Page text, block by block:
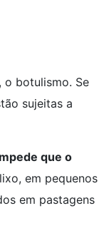
o botulismo. Se
sujeitas a
que o
em pequenos
em pastagens